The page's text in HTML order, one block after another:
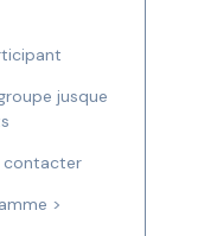
jusque
contacter
>